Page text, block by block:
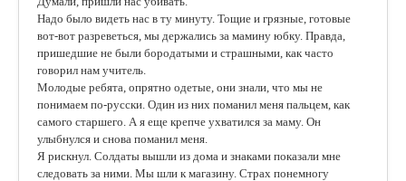
Надо было видеть нас в ту минуту. Тощие и грязные, готовые
вот-вот разреветься, мы держались за мамину юбку. Правда,
пришедшие не были бородатыми и страшными, как часто
говорил нам учитель.
Молодые ребята, опрятно одетые, они знали, что мы не
понимаем по-русски. Один из них поманил меня пальцем, как
самого старшего. А я еще крепче ухватился за маму. Он
улыбнулся и снова поманил меня.
Я рискнул. Солдаты вышли из дома и знаками показали мне
следовать за ними. Мы шли к магазину. Страх понемногу